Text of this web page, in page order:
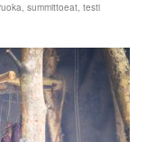
, summittoeat, testi